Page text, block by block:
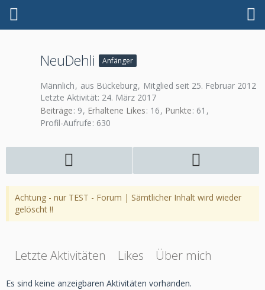
NeuDehli Anfänger
Männlich aus Bückeburg
Mitglied seit 25. Februar 2012
Letzte Aktivität: 24. März 2017
Beiträge 9 Erhaltene Likes 16 Punkte 61
Profil-Aufrufe 630
Achtung - nur TEST - Forum | Sämtlicher Inhalt wird wieder
gelöscht !!
Letzte Aktivitäten Likes Über mich
Es sind keine anzeigbaren Aktivitäten vorhanden.